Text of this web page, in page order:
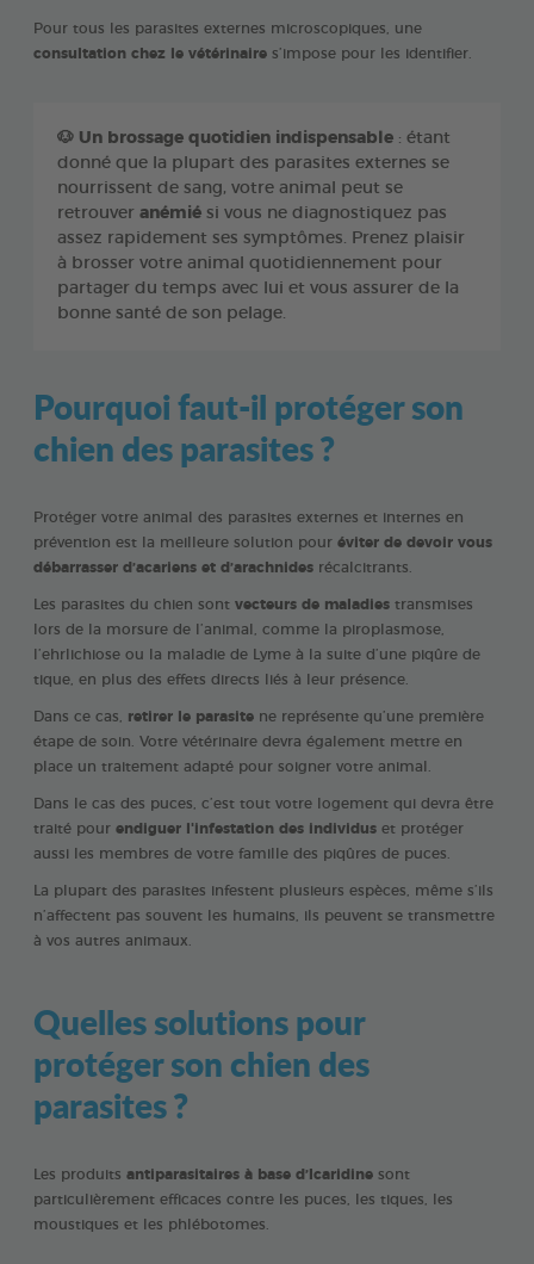
Pour tous les parasites externes microscopiques, une
consultation chez le vétérinaire s’impose pour les identifier.
🐶 Un brossage quotidien indispensable : étant
donné que la plupart des parasites externes se
nourrissent de sang, votre animal peut se
retrouver anémié si vous ne diagnostiquez pas
assez rapidement ses symptômes. Prenez plaisir
à brosser votre animal quotidiennement pour
partager du temps avec lui et vous assurer de la
bonne santé de son pelage.
Pourquoi faut-il protéger son
chien des parasites ?
Protéger votre animal des parasites externes et internes en
prévention est la meilleure solution pour éviter de devoir vous
débarrasser d’acariens et d’arachnides récalcitrants.
Les parasites du chien sont vecteurs de maladies transmises
lors de la morsure de l’animal, comme la piroplasmose,
l’ehrlichiose ou la maladie de Lyme à la suite d’une piqûre de
tique, en plus des effets directs liés à leur présence.
Dans ce cas, retirer le parasite ne représente qu’une première
étape de soin. Votre vétérinaire devra également mettre en
place un traitement adapté pour soigner votre animal.
Dans le cas des puces, c’est tout votre logement qui devra être
traité pour endiguer l'infestation des individus et protéger
aussi les membres de votre famille des piqûres de puces.
La plupart des parasites infestent plusieurs espèces, même s’ils
n’affectent pas souvent les humains, ils peuvent se transmettre
à vos autres animaux.
Quelles solutions pour
protéger son chien des
parasites ?
Les produits antiparasitaires à base d’Icaridine sont
particulièrement efficaces contre les puces, les tiques, les
moustiques et les phlébotomes.